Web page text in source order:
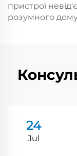
пристрої
розумного
24
Jul